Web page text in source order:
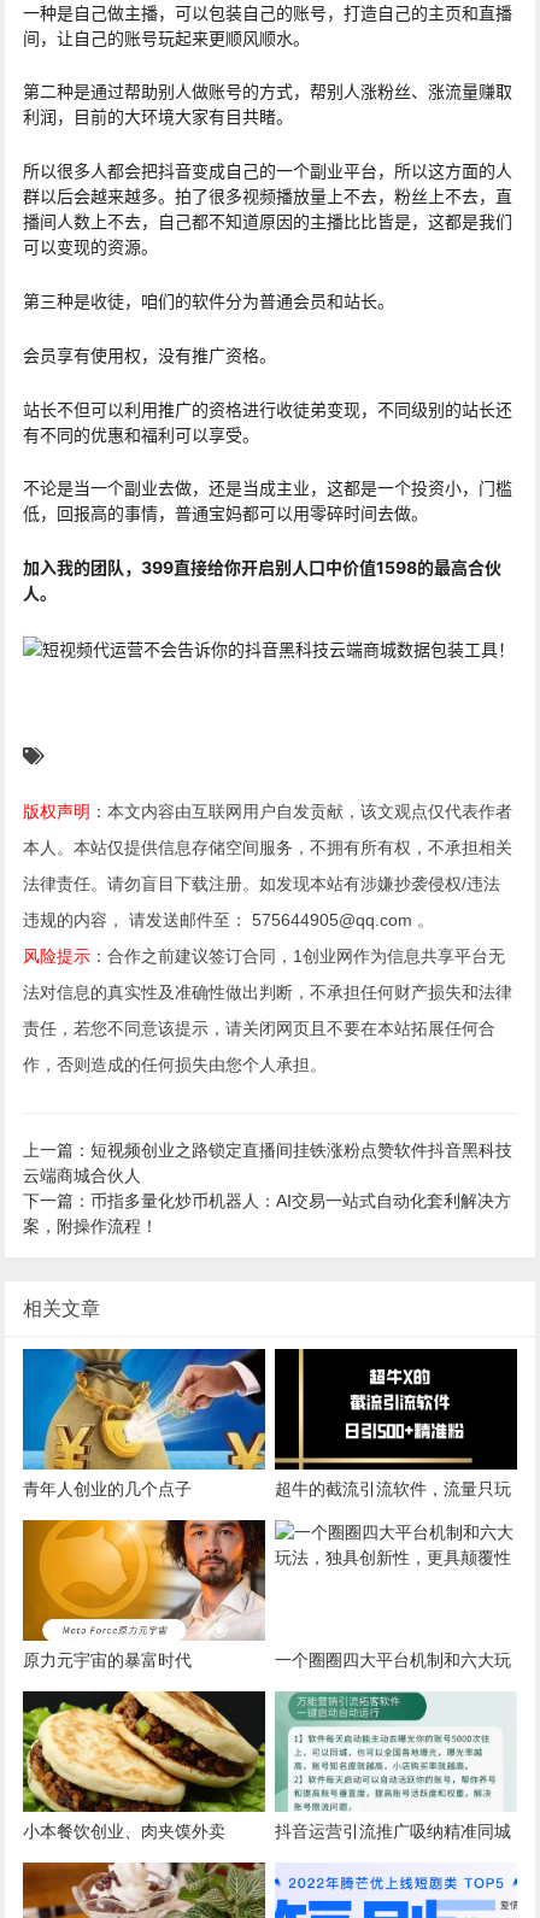
一种是自己做主播，可以包装自己的账号，打造自己的主页和直播
间，让自己的账号玩起来更顺风顺水。
第二种是通过帮助别人做账号的方式，帮别人涨粉丝、涨流量赚取
利润，目前的大环境大家有目共睹。
所以很多人都会把抖音变成自己的一个副业平台，所以这方面的人
群以后会越来越多。拍了很多视频播放量上不去，粉丝上不去，直
播间人数上不去，自己都不知道原因的主播比比皆是，这都是我们
可以变现的资源。
第三种是收徒，咱们的软件分为普通会员和站长。
会员享有使用权，没有推广资格。
站长不但可以利用推广的资格进行收徒弟变现，不同级别的站长还
有不同的优惠和福利可以享受。
不论是当一个副业去做，还是当成主业，这都是一个投资小，门槛
低，回报高的事情，普通宝妈都可以用零碎时间去做。
加入我的团队，399直接给你开启别人口中价值1598的最高合伙
人。
版权声明 ：本文内容由互联网用户自发贡献，该文观点仅代表作者
本人。本站仅提供信息存储空间服务，不拥有所有权，不承担相关
法律责任。请勿盲目下载注册。如发现本站有涉嫌抄袭侵权/违法
违规的内容， 请发送邮件至： 575644905@qq.com 。
风险提示 ：合作之前建议签订合同，1创业网作为信息共享平台无
法对信息的真实性及准确性做出判断，不承担任何财产损失和法律
责任，若您不同意该提示，请关闭网页且不要在本站拓展任何合
作，否则造成的任何损失由您个人承担。
上一篇：短视频创业之路锁定直播间挂铁涨粉点赞软件抖音黑科技
云端商城合伙人
下一篇：币指多量化炒币机器人：AI交易一站式自动化套利解决方
案，附操作流程！
相关文章
青年人创业的几个点子
超牛的截流引流软件，流量只玩
精准，日引500+
原力元宇宙的暴富时代
一个圈圈四大平台机制和六大玩
法，独具创新性，更具颠覆性
小本餐饮创业、肉夹馍外卖
抖音运营引流推广吸纳精准同城